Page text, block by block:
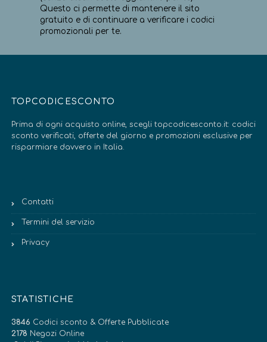
Questo ci permette di mantenere il sito
gratuito e di continuare a verificare i codici
promozionali per te.
TOPCODICESCONTO
Prima di ogni acquisto online, scegli topcodicesconto.it: codici
sconto verificati, offerte del giorno e promozioni esclusive per
risparmiare davvero in Italia.
Contatti
Termini del servizio
Privacy
STATISTICHE
3846 Codici sconto & Offerte Pubblicate
2178 Negozi Online